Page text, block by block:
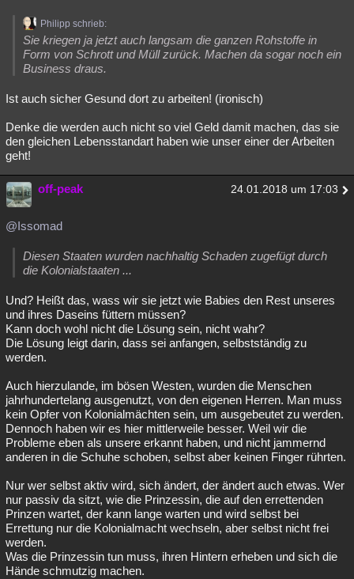
Philipp schrieb:
Sie kriegen ja jetzt auch langsam die ganzen Rohstoffe in
Form von Schrott und Müll zurück. Machen da sogar noch ein
Business draus.
Ist auch sicher Gesund dort zu arbeiten! (ironisch)
Denke die werden auch nicht so viel Geld damit machen, das sie
den gleichen Lebensstandart haben wie unser einer der Arbeiten
geht!
off-peak 24.01.2018 um 17:03
@Issomad
Diesen Staaten wurden nachhaltig Schaden zugefügt durch
die Kolonialstaaten ...
Und? Heißt das, wass wir sie jetzt wie Babies den Rest unseres
und ihres Daseins füttern müssen?
Kann doch wohl nicht die Lösung sein, nicht wahr?
Die Lösung leigt darin, dass sei anfangen, selbstständig zu
werden.
Auch hierzulande, im bösen Westen, wurden die Menschen
jahrhundertelang ausgenutzt, von den eigenen Herren. Man muss
kein Opfer von Kolonialmächten sein, um ausgebeutet zu werden.
Dennoch haben wir es hier mittlerweile besser. Weil wir die
Probleme eben als unsere erkannt haben, und nicht jammernd
anderen in die Schuhe schoben, selbst aber keinen Finger rührten.
Nur wer selbst aktiv wird, sich ändert, der ändert auch etwas. Wer
nur passiv da sitzt, wie die Prinzessin, die auf den errettenden
Prinzen wartet, der kann lange warten und wird selbst bei
Errettung nur die Kolonialmacht wechseln, aber selbst nicht frei
werden.
Was die Prinzessin tun muss, ihren Hintern erheben und sich die
Hände schmutzig machen.